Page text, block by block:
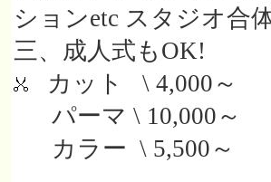
ションetc スタジオ合
三、成人式もOK!
カット \ 4,000～
パーマ \ 10,000～
カラー \ 5,500～